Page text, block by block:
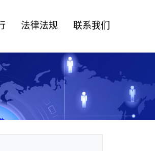
法律法规 联系我们